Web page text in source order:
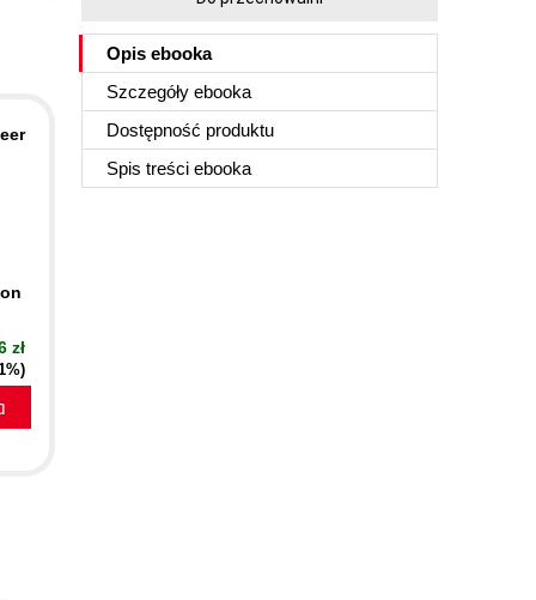
Opis ebooka
Szczegóły ebooka
Dostępność produktu
Spis treści ebooka
zł